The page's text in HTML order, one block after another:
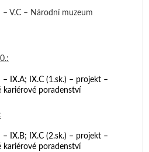
– V.C – Národní muzeum
– IX.A; IX.C (1.sk.) – projekt –
kariérové poradenství
– IX.B; IX.C (2.sk.) – projekt –
kariérové poradenství